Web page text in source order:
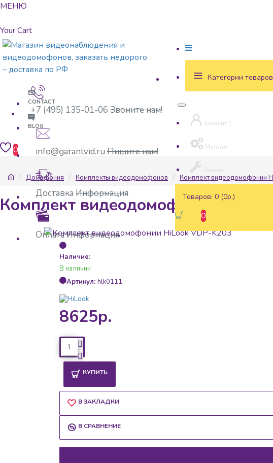
МЕНЮ
Your Cart
+7 (495) 135-01-06 Звоните нам!
info@garantvid.ru Пишите нам!
Доставка Информация
ОплатаИнформация
Категории товаров
Аккаунт
Монтаж
Ремонт
Товаров: 0 (0р.)
0
CONTACT
BLOG
0
Домофония Комплекты видеодомофонов Комплект видеодомофонии
Комплект видеодомофонии
8625р.
Наличие:
В наличии
Артикул: hlk0111
КУПИТЬ
В ЗАКЛАДКИ
В СРАВНЕНИЕ